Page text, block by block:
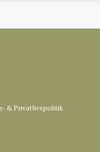
& Privatlivspolitik